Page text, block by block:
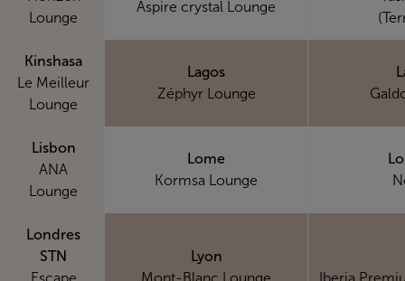
Lounge
Aspire crystal Lounge
Kinshasa
Le Meilleur
Lounge
Lagos
Zéphyr Lounge
Lisbon
ANA
Lounge
Lome
Kormsa Lounge
Londres
STN
Escape
Lyon
Mont-Blanc Lounge
Iberia